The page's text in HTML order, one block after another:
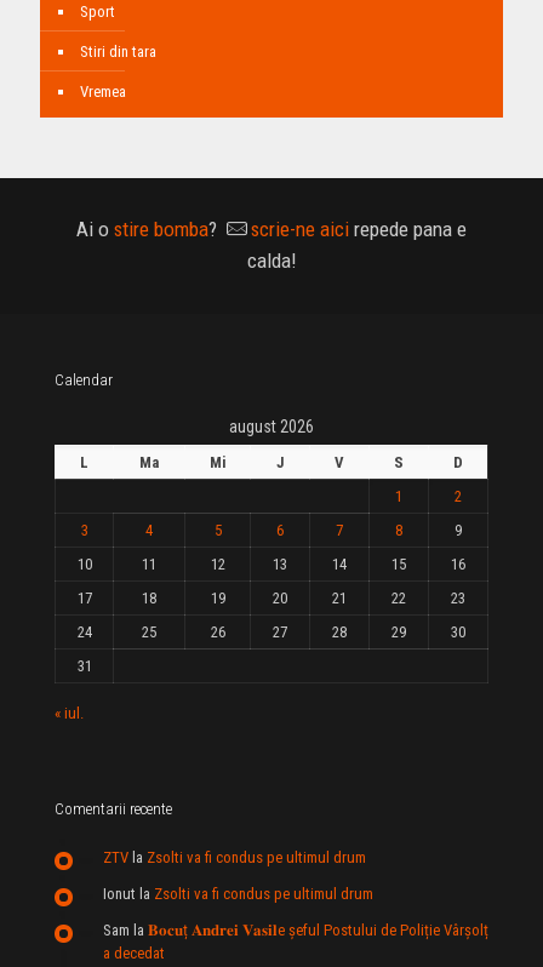
Sport
Stiri din tara
Vremea
Ai o stire bomba? scrie-ne aici repede pana e
calda!
Calendar
august 2026
L Ma Mi J V S
D
1
2
3
4 5 6 7 8
9
10
11 12 13 14 15
16
17
18 19 20 21 22
23
24
25 26 27 28 29
30
31
« iul.
Comentarii recente
ZTV la Zsolti va fi condus pe ultimul drum
Ionut la Zsolti va fi condus pe ultimul drum
Sam la 𝐁𝐨𝐜𝐮ț 𝐀𝐧𝐝𝐫𝐞𝐢 𝐕𝐚𝐬𝐢𝐥e şeful Postului de Poliție Vârșolț
a decedat